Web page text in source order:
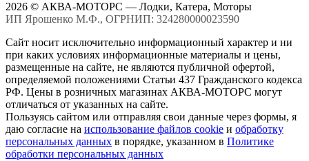
2026 © АКВА-МОТОРС — Лодки, Катера, Моторы
ИП Ярошенко М.Ф., ОГРНИП: 324280000023590
Сайт носит исключительно информационный характер и ни
при каких условиях информационные материалы и цены,
размещенные на сайте, не являются публичной офертой,
определяемой положениями Статьи 437 Гражданского кодекса
РФ. Цены в розничных магазинах АКВА-МОТОРС могут
отличаться от указанных на сайте.
Пользуясь сайтом или отправляя свои данные через формы, я
даю согласие на использование файлов cookie и обработку
персональных данных в порядке, указанном в Политике
обработки персональных данных